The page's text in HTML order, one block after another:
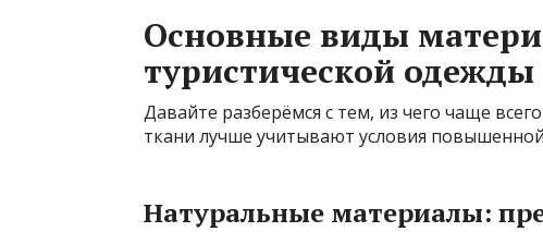
Основные виды
туристической одежды
Давайте разберёмся с тем, из чего чаще
ткани лучше учитывают условия
Натуральные материалы: